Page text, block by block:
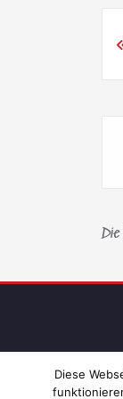
Die
Diese